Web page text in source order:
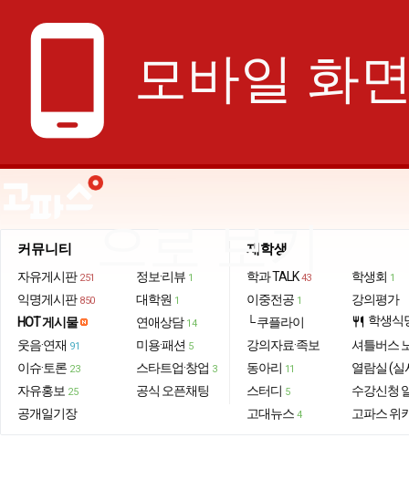
phone_android 모바일 화
으로 보기
커뮤니티
자유게시판 251
익명게시판 850
HOT 게시물
웃음·연재 91
이슈·토론 23
자유홍보 25
공개일기장
정보·리뷰 1
대학원 1
연애상담 14
미용·패션 5
스타트업·창업 3
공식 오픈채팅
재학생
학과 TALK 43
이중전공 1
└ 쿠플라이
강의자료·족보
동아리 11
스터디 5
고대뉴스 4
학생회 1
강의평가
restaurant 학생식
셔틀버스
열람실 (실
수강신청
고파스 위